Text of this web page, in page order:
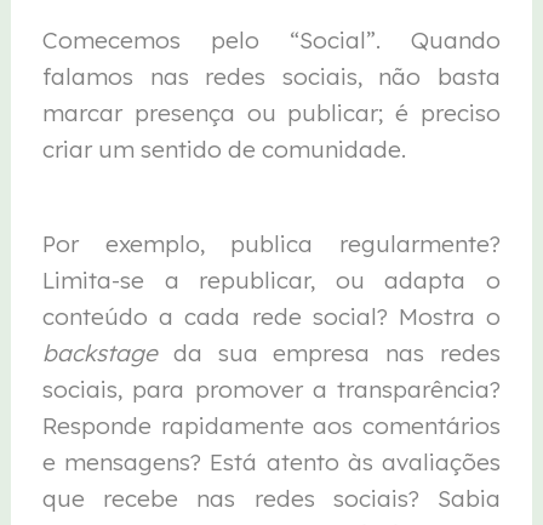
Comecemos pelo “Social”. Quando
falamos nas redes sociais, não basta
marcar presença ou publicar; é preciso
criar um sentido de comunidade.
Por exemplo, publica regularmente?
Limita-se a republicar, ou adapta o
conteúdo a cada rede social? Mostra o
backstageda sua empresa nas redes
sociais, para promover a transparência?
Responde rapidamente aos comentários
e mensagens? Está atento às avaliações
que recebe nas redes sociais? Sabia